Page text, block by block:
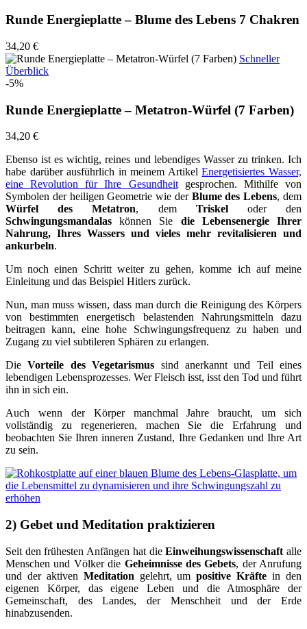
Runde Energieplatte – Blume des Lebens 7 Chakren
34,20 €
Schneller
Überblick
-5%
Runde Energieplatte – Metatron-Würfel (7 Farben)
34,20 €
Ebenso ist es wichtig, reines und lebendiges Wasser zu trinken. Ich
habe darüber ausführlich in meinem ArtikelEnergetisiertes Wasser,
eine Revolution für Ihre Gesundheitgesprochen. Mithilfe von
Symbolen der heiligen Geometrie wie der Blume des Lebens, dem
Würfel des Metatron, dem Triskeloder den
Schwingungsmandalas können Sie die Lebensenergie Ihrer
Nahrung, Ihres Wassers und vieles mehr revitalisieren und
ankurbeln.
Um noch einen Schritt weiter zu gehen, komme ich auf meine
Einleitung und das Beispiel Hitlers zurück.
Nun, man muss wissen, dass man durch die Reinigung des Körpers
von bestimmten energetisch belastenden Nahrungsmitteln dazu
beitragen kann, eine hohe Schwingungsfrequenz zu haben und
Zugang zu viel subtileren Sphären zu erlangen.
DieVorteile des Vegetarismus sind anerkannt und Teil eines
lebendigen Lebensprozesses. Wer Fleisch isst, isst den Tod und führt
ihn in sich ein.
Auch wenn der Körper manchmal Jahre braucht, um sich
vollständig zu regenerieren, machen Sie die Erfahrung und
beobachten Sie Ihren inneren Zustand, Ihre Gedanken und Ihre Art
zu sein.
2) Gebet und Meditation praktizieren
Seit den frühesten Anfängen hat dieEinweihungswissenschaft alle
Menschen und Völker die Geheimnisse des Gebets, der Anrufung
und der aktiven Meditation gelehrt, umpositive Kräfte in den
eigenen Körper, das eigene Leben und die Atmosphäre der
Gemeinschaft, des Landes, der Menschheit und der Erde
hinabzusenden.